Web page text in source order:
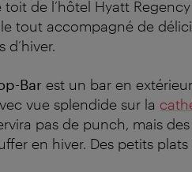
toit de l’hôtel Hyatt
tout accompagné de
d’hiver.
Bar est un bar en
vue splendide sur la
pas de punch, mais
en hiver. Des petits